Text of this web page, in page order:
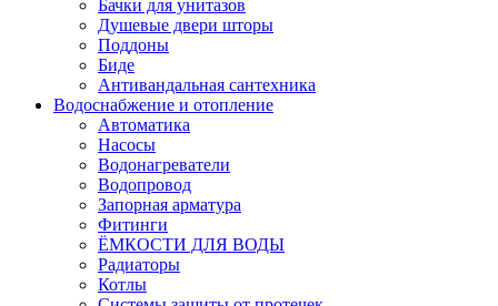
Бачки для унитазов
Душевые двери шторы
Поддоны
Биде
Антивандальная сантехника
Водоснабжение и отопление
Автоматика
Насосы
Водонагреватели
Водопровод
Запорная арматура
Фитинги
ЁМКОСТИ ДЛЯ ВОДЫ
Радиаторы
Котлы